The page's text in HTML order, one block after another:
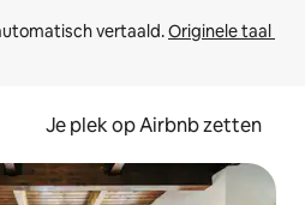
vertaald. Originele taal
Je plek op Airbnb zetten